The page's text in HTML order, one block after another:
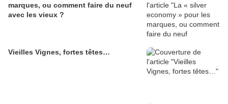
marques, ou comment faire du neuf
avec les vieux ?
Vieilles Vignes, fortes têtes…